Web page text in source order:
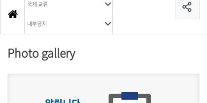
국제 교류
내부공지
Photo gallery